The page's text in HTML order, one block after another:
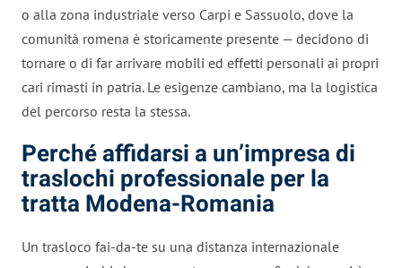
o alla zona industriale verso Carpi e Sassuolo, dove la
comunità romena è storicamente presente — decidono di
tornare o di far arrivare mobili ed effetti personali ai propri
cari rimasti in patria. Le esigenze cambiano, ma la logistica
del percorso resta la stessa.
Perché affidarsi a un’impresa di
traslochi professionale per la
tratta Modena-Romania
Un trasloco fai-da-te su una distanza internazionale